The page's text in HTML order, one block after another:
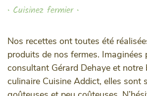
• Cuisinez fermier •
Nos recettes ont toutes été
produits de nos fermes. Imaginées
consultant Gérard Dehaye et notre
culinaire Cuisine Addict, elles sont